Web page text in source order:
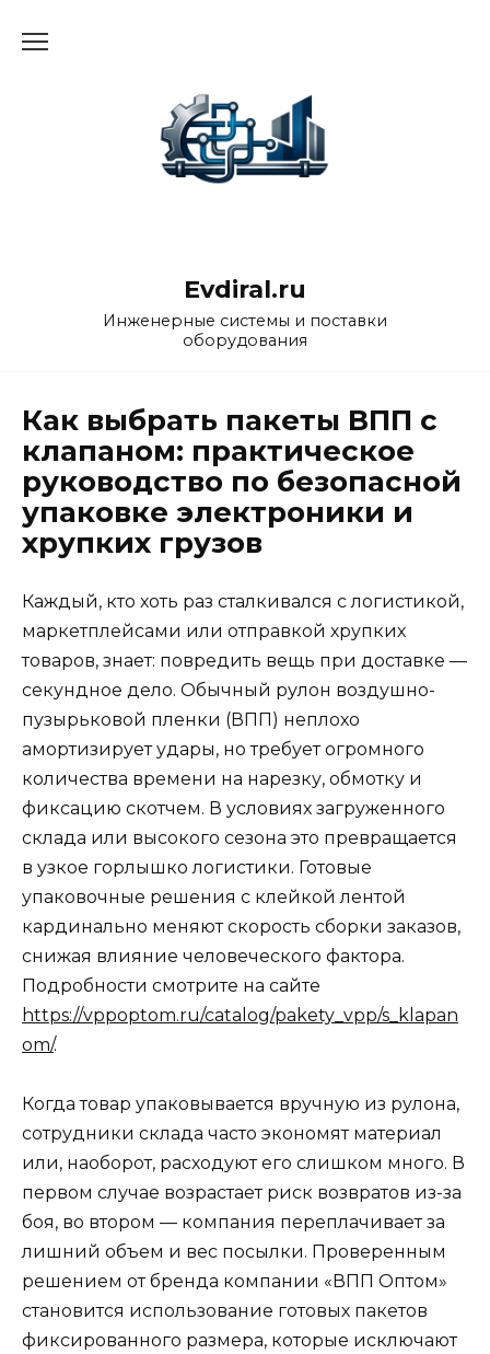
Evdiral.ru
Инженерные системы и поставки
оборудования
Как выбрать пакеты ВПП с
клапаном: практическое
руководство по безопасной
упаковке электроники и
хрупких грузов
Каждый, кто хоть раз сталкивался с логистикой,
маркетплейсами или отправкой хрупких
товаров, знает: повредить вещь при доставке —
секундное дело. Обычный рулон воздушно-
пузырьковой пленки (ВПП) неплохо
амортизирует удары, но требует огромного
количества времени на нарезку, обмотку и
фиксацию скотчем. В условиях загруженного
склада или высокого сезона это превращается
в узкое горлышко логистики. Готовые
упаковочные решения с клейкой лентой
кардинально меняют скорость сборки заказов,
снижая влияние человеческого фактора.
Подробности смотрите на сайте
https://vppoptom.ru/catalog/pakety_vpp/s_klapan
om/.
Когда товар упаковывается вручную из рулона,
сотрудники склада часто экономят материал
или, наоборот, расходуют его слишком много. В
первом случае возрастает риск возвратов из-за
боя, во втором — компания переплачивает за
лишний объем и вес посылки. Проверенным
решением от бренда компании «ВПП Оптом»
становится использование готовых пакетов
фиксированного размера, которые исключают